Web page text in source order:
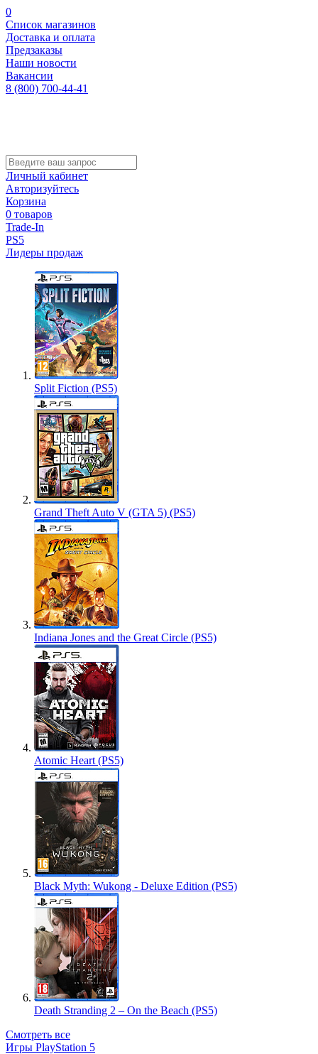
0
Список магазинов
Доставка и оплата
Предзаказы
Наши новости
Вакансии
8 (800) 700-44-41
Личный кабинет
Авторизуйтесь
Корзина
0 товаров
Trade-In
PS5
Лидеры продаж
Split Fiction (PS5)
Grand Theft Auto V (GTA 5) (PS5)
Indiana Jones and the Great Circle (PS5)
Atomic Heart (PS5)
Black Myth: Wukong - Deluxe Edition (PS5)
Death Stranding 2 – On the Beach (PS5)
Смотреть все
Игры PlayStation 5